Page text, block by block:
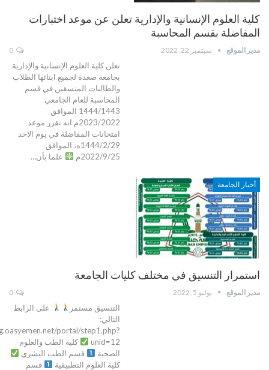
كلية العلوم الإنسانية والإدارية تعلن عن موعد اختبارات
المفاضلة بقسم المحاسبة
مدير الموقع سبتمبر 22, 2022
تعلن كلية العلوم الإنسانية والإدارية
بجامعة صعدة لجميع ابنائها الطلاب
والطالبات المنسقين في قسم
المحاسبة للعام الجامعي
1444/1443 الموافق
2023/2022م انه تقرر موعد
امتحانات المفاضلة في يوم الاحد
1444/2/29ه، الموافق
2022/9/25م
علما بأن…
أخبار الجامعة
استمرار التنسيق في مختلف كليات الجامعة
مدير الموقع يوليو 5, 2022
التنسيق مستمر
على الرابط
التالي:
portal/step1.php?
unid=12
كلية الطب والعلوم
الصحية
قسم الطب البشري
كلية العلوم التطبيقية
قسم